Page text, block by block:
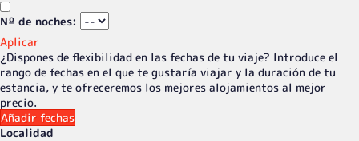
Nº de noches:
Aplicar
¿Dispones de flexibilidad en las fechas de tu viaje? Introduce el
rango de fechas en el que te gustaría viajar y la duración de tu
estancia, y te ofreceremos los mejores alojamientos al mejor
precio.
Añadir fechas
Localidad